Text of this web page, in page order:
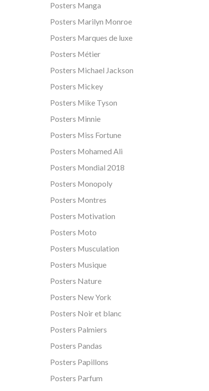
Posters Manga
Posters Marilyn Monroe
Posters Marques de luxe
Posters Métier
Posters Michael Jackson
Posters Mickey
Posters Mike Tyson
Posters Minnie
Posters Miss Fortune
Posters Mohamed Ali
Posters Mondial 2018
Posters Monopoly
Posters Montres
Posters Motivation
Posters Moto
Posters Musculation
Posters Musique
Posters Nature
Posters New York
Posters Noir et blanc
Posters Palmiers
Posters Pandas
Posters Papillons
Posters Parfum